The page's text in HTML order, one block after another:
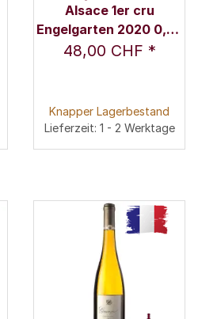
Alsace 1er cru
Engelgarten 2020 0,75
l - Domaine Marcel
48,00 CHF *
Knapper Lagerbestand
Lieferzeit: 1 - 2 Werktage